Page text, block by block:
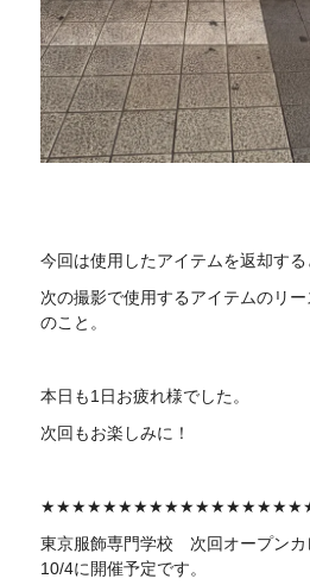
今回は使用したアイテムを返却する
次の撮影で使用するアイテムのリ
のこと。
本日も1日お疲れ様でした。
次回もお楽しみに！
東京服飾専門学校 次回 オープン
10/4に開催予定です。